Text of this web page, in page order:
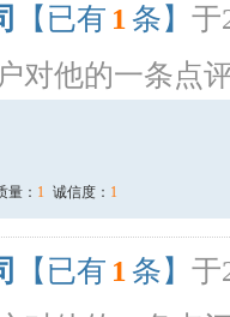
【已有 1 条】 于
对他的一条点
量： 1 诚信度： 1
【已有 1 条】 于